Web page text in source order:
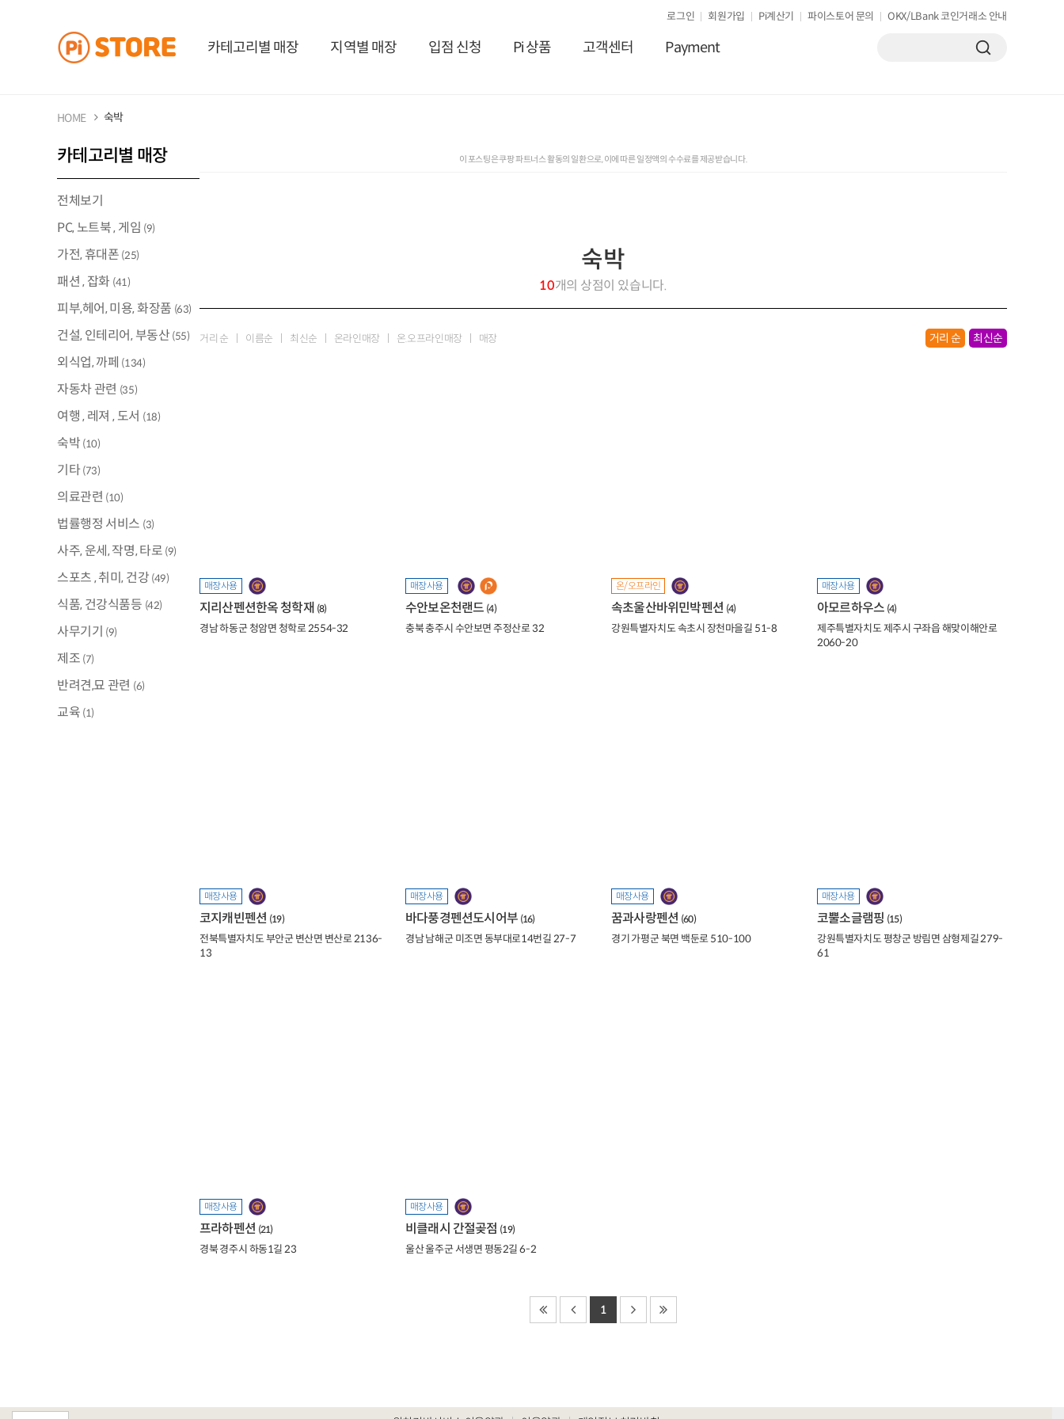
카테고리별 매장 지역별 매장 입점 신청 Pi 상품 고객센터 Payment
로그인 회원가입 Pi계산기 파이스토어 문의 OKX/LBank 코인거래소 안내
HOME 숙박
카테고리별 매장
전체보기
PC, 노트북 , 게임 (9)
가전, 휴대폰 (25)
패션 , 잡화 (41)
피부,헤어, 미용, 화장품 (63)
건설, 인테리어, 부동산 (55)
외식업, 까페 (134)
자동차 관련 (35)
여행 , 레져 , 도서 (18)
숙박 (10)
기타(73)
의료관련 (10)
법률행정 서비스 (3)
사주, 운세, 작명, 타로 (9)
스포츠 , 취미, 건강 (49)
식품, 건강식품등 (42)
사무기기 (9)
제조 (7)
반려견,묘 관련 (6)
교육 (1)
이 포스팅은 쿠팡 파트너스 활동의 일환으로, 이에 따른 일정액의 수수료를 제공받습니다.
숙박
10개의 상점이 있습니다.
거리 순 이름순 최신순 온라인매장 온.오프라인매장 매장 거리 순 최신순
매장사용
지리산펜션한옥 청학재 (8)
경남 하동군 청암면 청학로 2554-32
매장사용
수안보온천랜드 (4)
충북 충주시 수안보면 주정산로 32
온/오프라인
속초울산바위민박펜션 (4)
강원특별자치도 속초시 장천마을길 51-8
매장사용
아모르하우스 (4)
제주특별자치도 제주시 구좌읍 해맞이해안로
2060-20
매장사용
코지캐빈펜션 (19)
전북특별자치도 부안군 변산면 변산로 2136-
13
매장사용
바다풍경펜션도시어부 (16)
경남 남해군 미조면 동부대로14번길 27-7
매장사용
꿈과사랑펜션 (60)
경기 가평군 북면 백둔로 510-100
매장사용
코뿔소글램핑 (15)
강원특별자치도 평창군 방림면 삼형제길 279-
61
매장사용
프라하펜션 (21)
경북 경주시 하동1길 23
매장사용
비클래시 간절곶점 (19)
울산 울주군 서생면 평동2길 6-2
1